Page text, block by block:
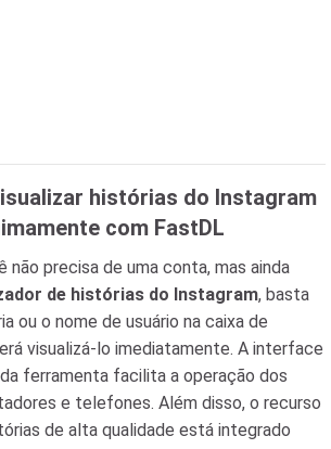
histórias do Instagram
com FastDL
não precisa de uma conta, mas ainda
de histórias do Instagram, basta
ou o nome de usuário na caixa de
visualizá-lo imediatamente. A interface
ferramenta facilita a operação dos
e telefones. Além disso, o recurso
de alta qualidade está integrado